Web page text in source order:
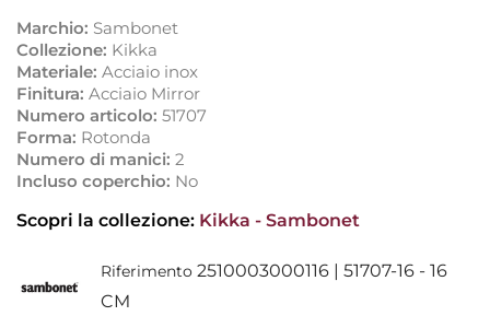
Marchio: Sambonet
Collezione: Kikka
Materiale: Acciaio inox
Finitura: Acciaio Mirror
Numero articolo: 51707
Forma: Rotonda
Numero di manici: 2
Incluso coperchio: No
Scopri la collezione: Kikka - Sambonet
Riferimento 2510003000116 | 51707-16 - 16
CM